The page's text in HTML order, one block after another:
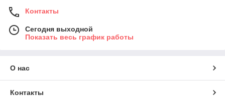
Контакты
Сегодня выходной
Показать весь график работы
О нас
Контакты